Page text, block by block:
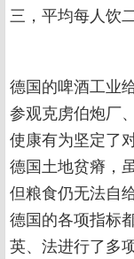
三，平均每人饮
德国的啤酒工业
参观克虏伯炮厂
使康有为坚定了
德国土地贫瘠，
但粮食仍无法自
德国的各项指标
英、法进行了多